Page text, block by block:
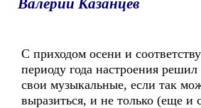
Валерий Казанцев
С приходом осени и
периоду года настроения
свои музыкальные, если так
выразиться, и не только (еще и